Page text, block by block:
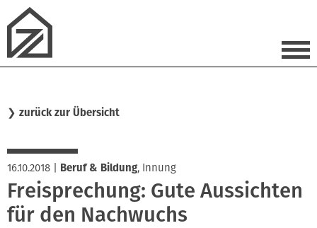
❯ zurück zur Übersicht
16.10.2018 Beruf & Bildung, Innung
Freisprechung: Gute Aussichten
für den Nachwuchs